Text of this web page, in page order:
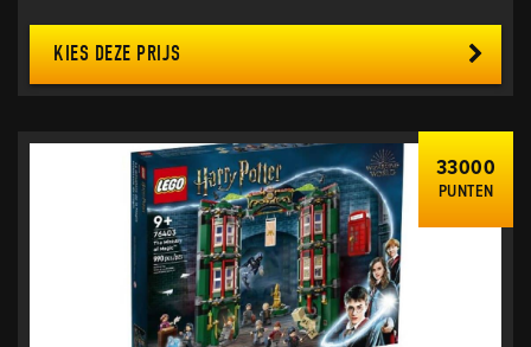
KIES DEZE PRIJS
33000
PUNTEN